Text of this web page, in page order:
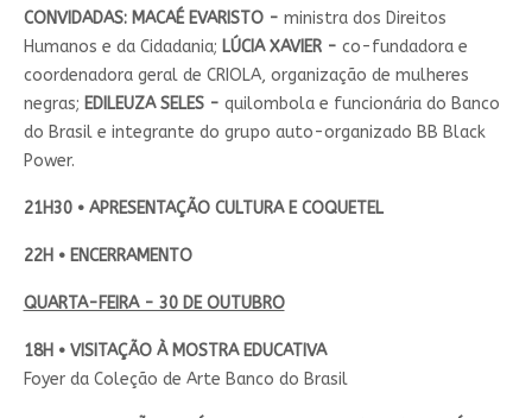
CONVIDADAS: MACAÉ EVARISTO - ministra dos Direitos
Humanos e da Cidadania; LÚCIA XAVIER - co-fundadora e
coordenadora geral de CRIOLA, organização de mulheres
negras; EDILEUZA SELES - quilombola e funcionária do Banco
do Brasil e integrante do grupo auto-organizado BB Black
Power.
21H30 • APRESENTAÇÃO CULTURA E COQUETEL
22H • ENCERRAMENTO
QUARTA-FEIRA - 30 DE OUTUBRO
18H • VISITAÇÃO À MOSTRA EDUCATIVA
Foyer da Coleção de Arte Banco do Brasil